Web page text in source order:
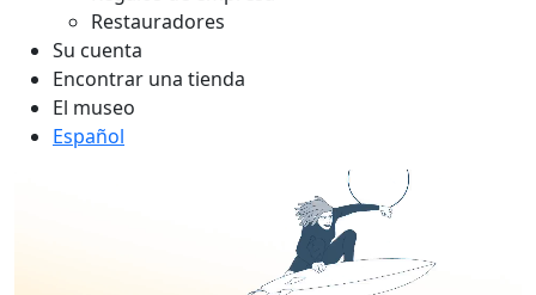
Restauradores
Su cuenta
Encontrar una tienda
El museo
Español